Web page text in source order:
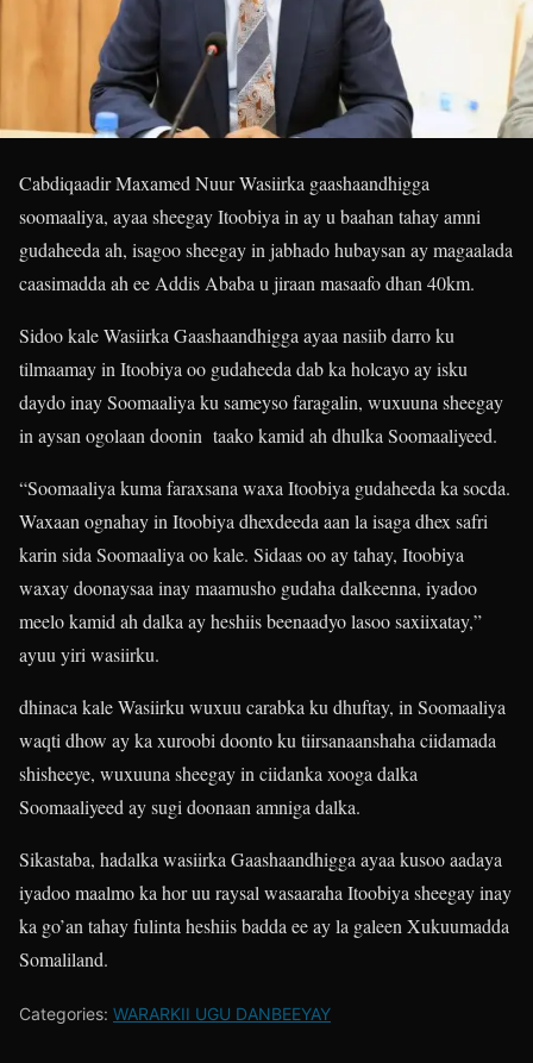
Cabdiqaadir Maxamed Nuur Wasiirka gaashaandhigga
soomaaliya, ayaa sheegay Itoobiya in ay u baahan tahay amni
gudaheeda ah, isagoo sheegay in jabhado hubaysan ay magaalada
caasimadda ah ee Addis Ababa u jiraan masaafo dhan 40km.
Sidoo kale Wasiirka Gaashaandhigga ayaa nasiib darro ku
tilmaamay in Itoobiya oo gudaheeda dab ka holcayo ay isku
daydo inay Soomaaliya ku sameyso faragalin, wuxuuna sheegay
in aysan ogolaan doonin taako kamid ah dhulka Soomaaliyeed.
“Soomaaliya kuma faraxsana waxa Itoobiya gudaheeda ka socda.
Waxaan ognahay in Itoobiya dhexdeeda aan la isaga dhex safri
karin sida Soomaaliya oo kale. Sidaas oo ay tahay, Itoobiya
waxay doonaysaa inay maamusho gudaha dalkeenna, iyadoo
meelo kamid ah dalka ay heshiis beenaadyo lasoo saxiixatay,”
ayuu yiri wasiirku.
dhinaca kale Wasiirku wuxuu carabka ku dhuftay, in Soomaaliya
waqti dhow ay ka xuroobi doonto ku tiirsanaanshaha ciidamada
shisheeye, wuxuuna sheegay in ciidanka xooga dalka
Soomaaliyeed ay sugi doonaan amniga dalka.
Sikastaba, hadalka wasiirka Gaashaandhigga ayaa kusoo aadaya
iyadoo maalmo ka hor uu raysal wasaaraha Itoobiya sheegay inay
ka go’an tahay fulinta heshiis badda ee ay la galeen Xukuumadda
Somaliland.
Categories: WARARKII UGU DANBEEYAY